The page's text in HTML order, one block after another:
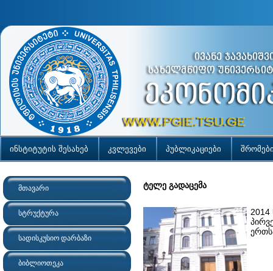
ინსტიტუტის შესახებ კვლევები პუბლიკაციები
მთავარი
სტრუქტურა
სადისკუსიო დარბაზი
ბიბლიოთეკა
ტელე გადაცემა
2014